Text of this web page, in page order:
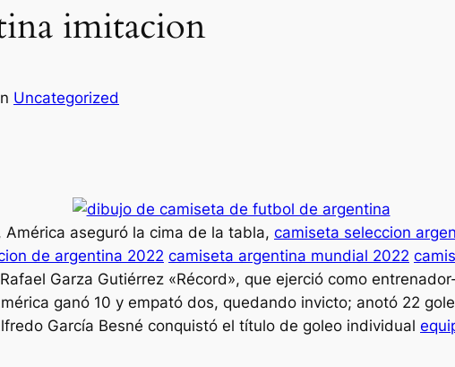
imitacion
Uncategorized
aseguró la cima de la tabla, camiseta seleccion
de argentina 2022 camiseta argentina mundial 2022
Garza Gutiérrez «Récord», que ejerció como
ganó 10 y empató dos, quedando invicto; anotó 22
García Besné conquistó el título de goleo individual